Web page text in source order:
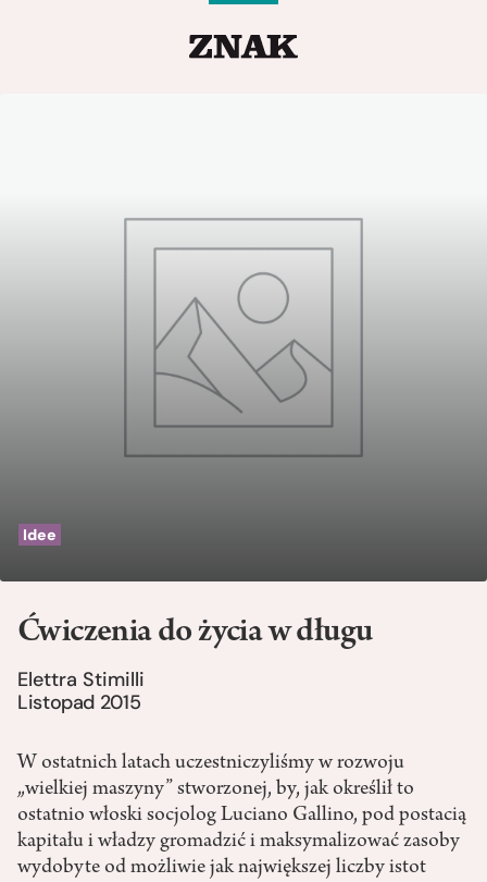
Idee
Ćwiczenia do życia w długu
Elettra Stimilli
Listopad 2015
W ostatnich latach uczestniczyliśmy w rozwoju
„wielkiej maszyny” stworzonej, by, jak określił to
ostatnio włoski socjolog Luciano Gallino, pod postacią
kapitału i władzy gromadzić i maksymalizować zasoby
wydobyte od możliwie jak największej liczby istot